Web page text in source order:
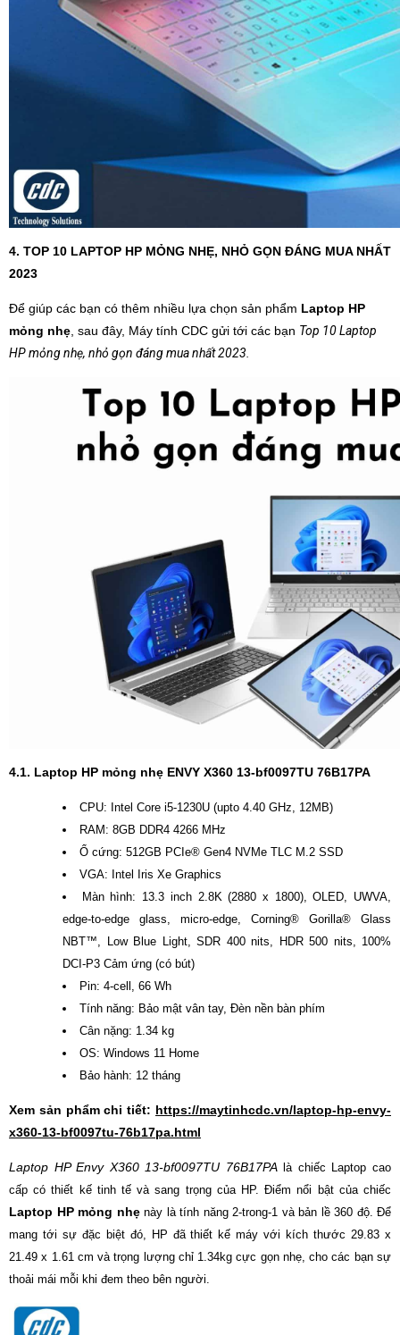
4. TOP 10 LAPTOP HP MỎNG NHẸ, NHỎ GỌN ĐÁNG MUA NHẤT
2023
Để giúp các bạn có thêm nhiều lựa chọn sản phẩm Laptop HP
mỏng nhẹ , sau đây, Máy tính CDC gửi tới các bạn Top 10 Laptop
HP mỏng nhẹ, nhỏ gọn đáng mua nhất 2023.
4.1. Laptop HP mỏng nhẹ ENVY X360 13-bf0097TU 76B17PA
CPU: Intel Core i5-1230U (upto 4.40 GHz, 12MB)
RAM: 8GB DDR4 4266 MHz
Ổ cứng: 512GB PCIe® Gen4 NVMe TLC M.2 SSD
VGA: Intel Iris Xe Graphics
Màn hình: 13.3 inch 2.8K (2880 x 1800), OLED, UWVA,
edge-to-edge glass, micro-edge, Corning® Gorilla® Glass
NBT™, Low Blue Light, SDR 400 nits, HDR 500 nits, 100%
DCI-P3 Cảm ứng (có bút)
Pin: 4-cell, 66 Wh
Tính năng: Bảo mật vân tay, Đèn nền bàn phím
Cân nặng: 1.34 kg
OS: Windows 11 Home
Bảo hành: 12 tháng
Xem sản phẩm chi tiết: https://maytinhcdc.vn/laptop-hp-envy-
x360-13-bf0097tu-76b17pa.html
Laptop HP Envy X360 13-bf0097TU 76B17PAlà chiếc Laptop cao
cấp có thiết kế tinh tế và sang trọng của HP. Điểm nổi bật của chiếc
Laptop HP mỏng nhẹnày là tính năng 2-trong-1 và bản lề 360 độ. Để
mang tới sự đặc biệt đó, HP đã thiết kế máy với kích thước 29.83 x
21.49 x 1.61 cm và trọng lượng chỉ 1.34kg cực gọn nhẹ, cho các bạn sự
thoải mái mỗi khi đem theo bên người.